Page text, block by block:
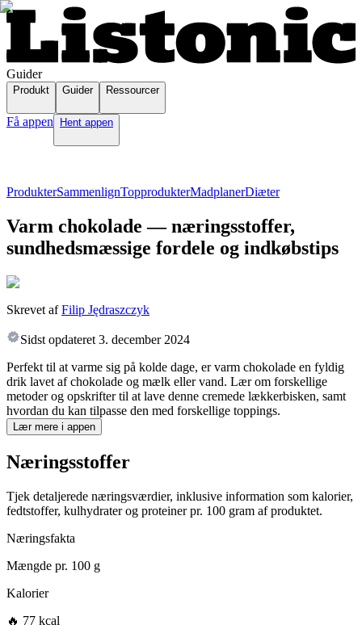
Guider
Produkt Guider Ressourcer
Få appen Hent appen
ProdukterSammenlignTopprodukterMadplanerDiæter
Varm chokolade — næringsstoffer,
sundhedsmæssige fordele og indkøbstips
Skrevet af Filip Jędraszczyk
Sidst opdateret 3. december 2024
Perfekt til at varme sig på kolde dage, er varm chokolade en fyldig
drik lavet af chokolade og mælk eller vand. Lær om forskellige
metoder og opskrifter til at lave denne cremede lækkerbisken, samt
hvordan du kan tilpasse den med forskellige toppings.
Lær mere i appen
Næringsstoffer
Tjek detaljerede næringsværdier, inklusive information som kalorier,
fedtstoffer, kulhydrater og proteiner pr. 100 gram af produktet.
Næringsfakta
Mængde pr. 100 g
Kalorier
🔥 77 kcal